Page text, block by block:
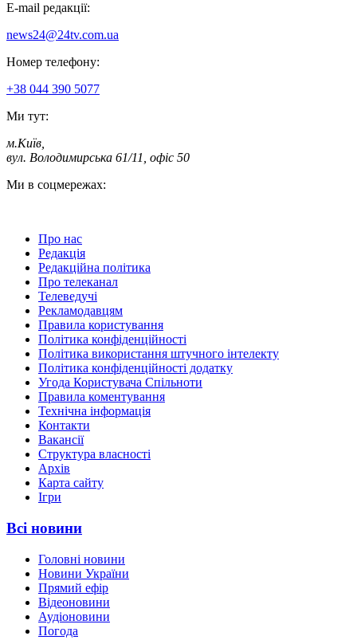
E-mail редакції:
news24@24tv.com.ua
Номер телефону:
+38 044 390 5077
Ми тут:
м.Київ
вул. Володимирська 61/11, офіс 50
Ми в соцмережах:
Про нас
Редакція
Редакційна політика
Про телеканал
Телеведучі
Рекламодавцям
Правила користування
Політика конфіденційності
Політика використання штучного інтелекту
Політика конфіденційності додатку
Угода Користувача Спільноти
Правила коментування
Технічна інформація
Контакти
Вакансії
Структура власності
Архів
Карта сайту
Ігри
Всі новини
Головні новини
Новини України
Прямий ефір
Відеоновини
Аудіоновини
Погода